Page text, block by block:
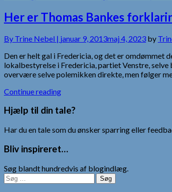
Her er Thomas Bankes
By Trine Nebel | januar 9, 2013maj 4, 2023 by
Den er helt gal i Fredericia, og det er omdømmet
lokalbestyrelse i Fredericia, partiet Venstre,
overvære selve polemikken direkte, men følger
Continue reading
Hjælp til din tale?
Har du en tale som du ønsker sparring eller
Bliv inspireret…
Søg blandt hundredvis af blogindlæg.
Søg
efter: